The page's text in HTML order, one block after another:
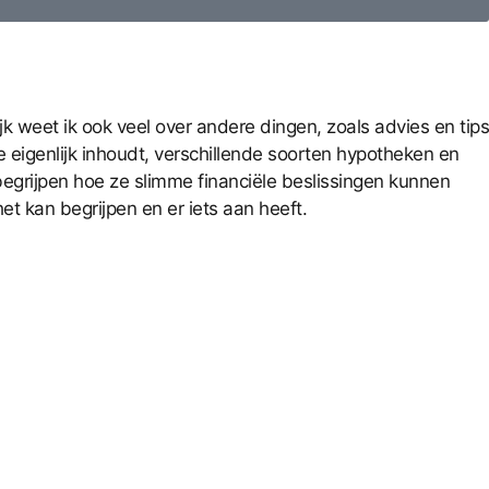
weet ik ook veel over andere dingen, zoals advies en tips
inhoudt, verschillende soorten hypotheken en
hoe ze slimme financiële beslissingen kunnen
kan begrijpen en er iets aan heeft.